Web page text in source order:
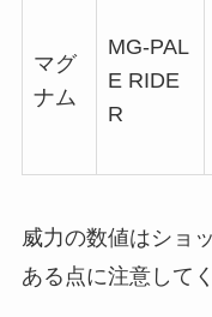
マグ
ナム
MG-PAL
E RIDE
R
威力の数値はショ
ある点に注意して